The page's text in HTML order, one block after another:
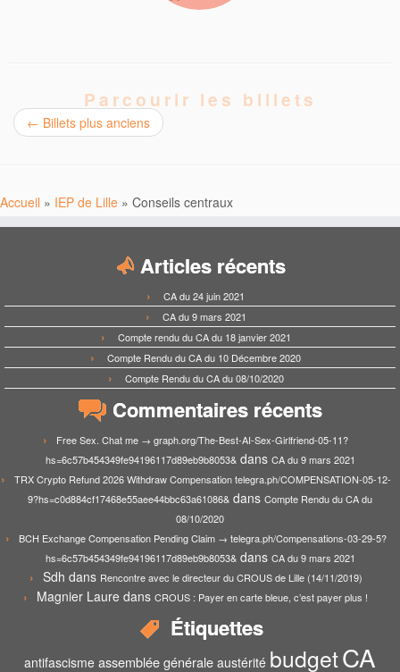
Parcourir les billets
← Billets plus anciens
Accueil » IEP de Lille » Conseils centraux
Articles récents
CA du 24 juin 2021
CA du 9 mars 2021
Compte rendu du CA du 18 janvier 2021
Compte Rendu du CA du 10 Décembre 2020
Compte Rendu du CA du 08/10/2020
Commentaires récents
Free Sex. Chat me → graph.org/The-Best-AI-Sex-Girlfriend-05-11?
hs=6c57b454349fe94196117d89eb9b8053&dans CA du 9 mars 2021
TRX Crypto Refund 2026 Withdraw Compensation telegra.ph/COMPENSATION-05-12-
9?hs=c0d884cf17468e55aee44bbc63a61086& dans Compte Rendu du CA du
08/10/2020
BCH Exchange Compensation Pending Claim → telegra.ph/Compensations-03-29-5?
hs=6c57b454349fe94196117d89eb9b8053&dans CA du 9 mars 2021
Sdh dans Rencontre avec le directeur du CROUS de Lille (14/11/2019)
Magnier Laure dans CROUS : Payer en carte bleue, c’est payer plus !
Étiquettes
antifascisme assemblée générale austérité budgetCA